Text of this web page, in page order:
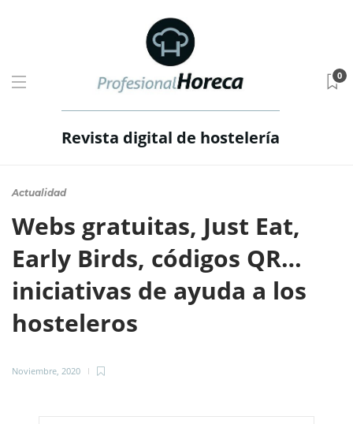
Revista digital de hostelería
0
Actualidad
Webs gratuitas, Just Eat,
Early Birds, códigos QR…
iniciativas de ayuda a los
hosteleros
Noviembre, 2020